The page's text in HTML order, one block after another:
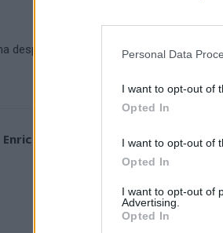
Personal Data
I want to opt-out of
Opted In
I want to opt-out of
Opted In
I want to opt-out of
Advertising.
Opted In
desprès del descans per
Enric Alguero